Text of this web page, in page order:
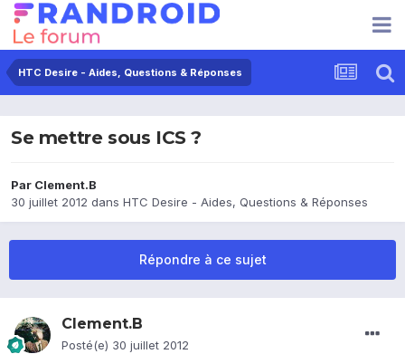
HTC Desire - Aides, Questions & Réponses
Se mettre sous ICS ?
Par Clement.B
30 juillet 2012 dans HTC Desire - Aides, Questions & Réponses
Répondre à ce sujet
Clement.B
Posté(e) 30 juillet 2012